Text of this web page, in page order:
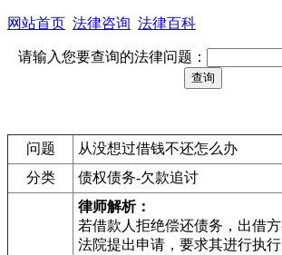
网站首页 法律咨询 法律百科
请输入您要查询的法律问题：
问题
从没想过借钱不还怎么办
分类
债权债务-欠款追讨
律师解析：
若借款人拒绝偿还债务，出借
法院提出申请，要求其进行执行